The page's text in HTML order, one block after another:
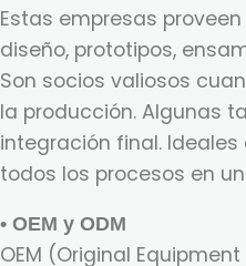
Estas empresas
diseño, prototipos,
Son socios valiosos
la producción. Algunas
integración final.
todos los procesos en
• OEM y ODM
OEM (Original